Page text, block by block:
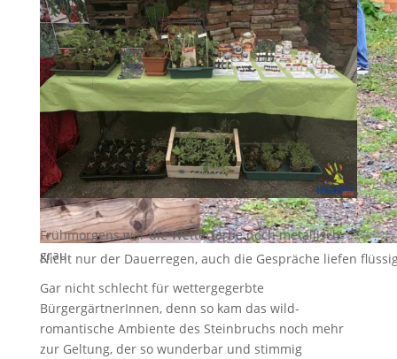
Nicht nur der Dauerregen, auch die Gespräche liefen
Frühmorgens war die Wetterfarbe noch metallisch-
grau.
Gar nicht schlecht für wettergegerbte
BürgergärtnerInnen, denn so kam das wild-
romantische Ambiente des Steinbruchs noch mehr
zur Geltung, der so wunderbar und stimmig